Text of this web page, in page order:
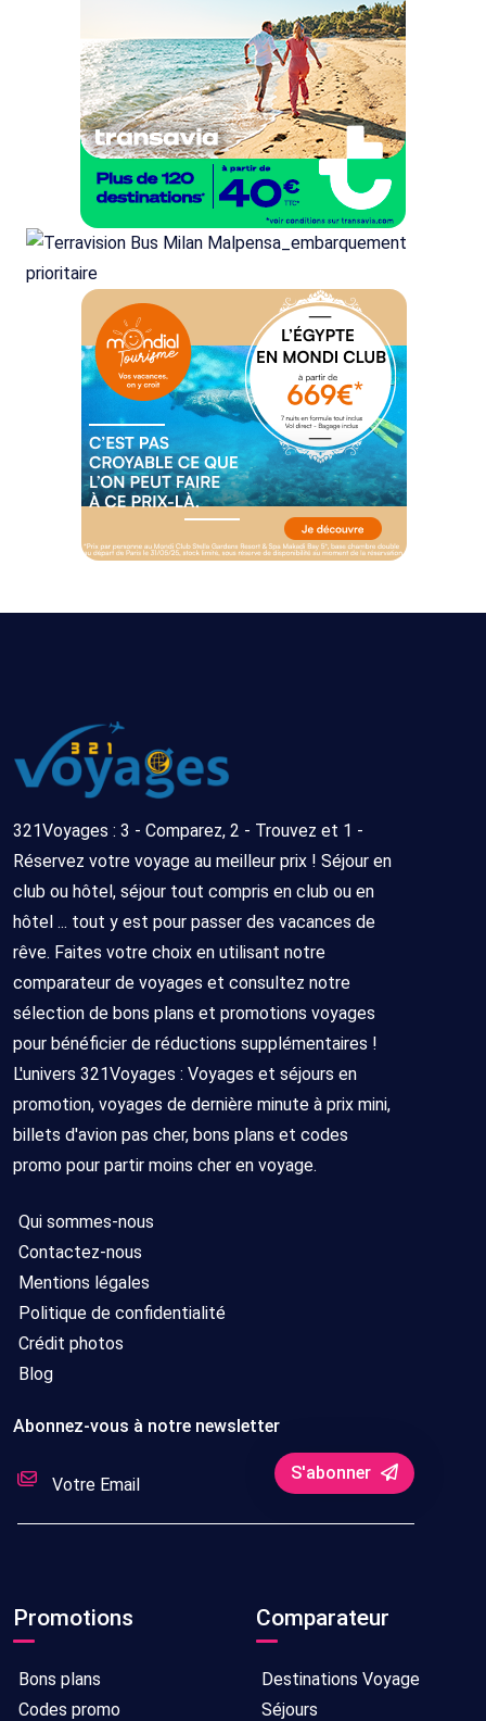
321Voyages : 3 - Comparez, 2 - Trouvez et 1 -
Réservez votre voyage au meilleur prix ! Séjour en
club ou hôtel, séjour tout compris en club ou en
hôtel ... tout y est pour passer des vacances de
rêve. Faites votre choix en utilisant notre
comparateur de voyages et consultez notre
sélection de bons plans et promotions voyages
pour bénéficier de réductions supplémentaires !
L'univers 321Voyages : Voyages et séjours en
promotion, voyages de dernière minute à prix mini,
billets d'avion pas cher, bons plans et codes
promo pour partir moins cher en voyage.
Qui sommes-nous
Contactez-nous
Mentions légales
Politique de confidentialité
Crédit photos
Blog
Abonnez-vous à notre newsletter
S'abonner
Promotions
Bons plans
Codes promo
Comparateur
Destinations Voyage
Séjours